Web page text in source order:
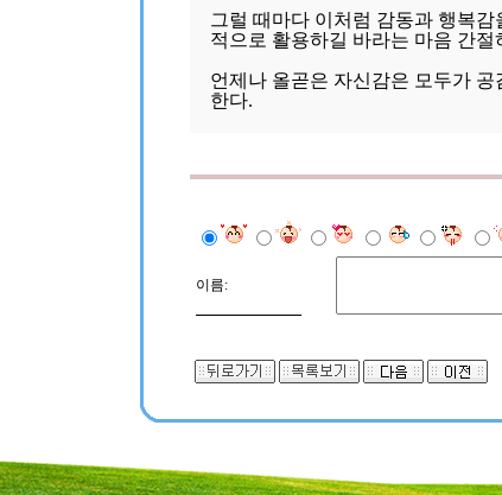
그럴 때마다 이처럼 감동과 행복감
적으로 활용하길 바라는 마음 간절
언제나 올곧은 자신감은 모두가
한다.
이름: